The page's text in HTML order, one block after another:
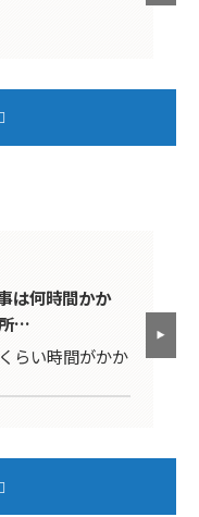
は何時間かか
…
らい時間がかか